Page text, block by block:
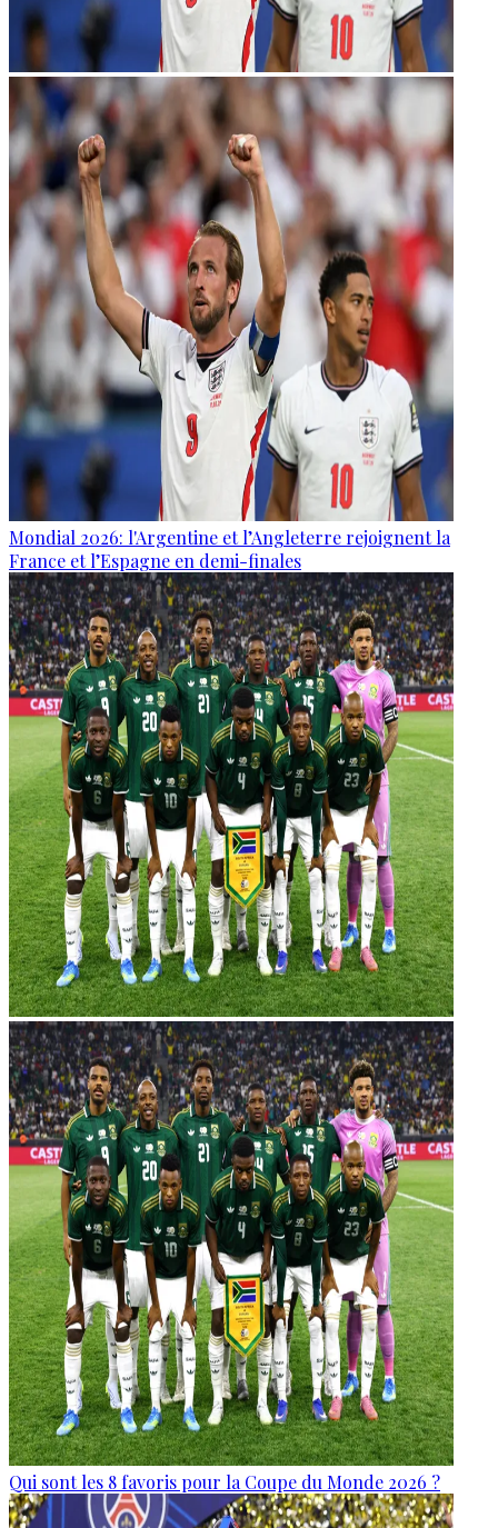
Mondial 2026: l'Argentine et l’Angleterre rejoignent la
France et l’Espagne en demi-finales
Qui sont les 8 favoris pour la Coupe du Monde 2026 ?